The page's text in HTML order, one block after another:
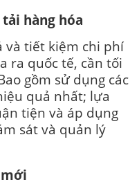
hàng hóa
tiết kiệm chi phí
ra quốc tế, cần tối
gồm sử dụng các
quả nhất; lựa
tiện và áp dụng
sát và quản lý